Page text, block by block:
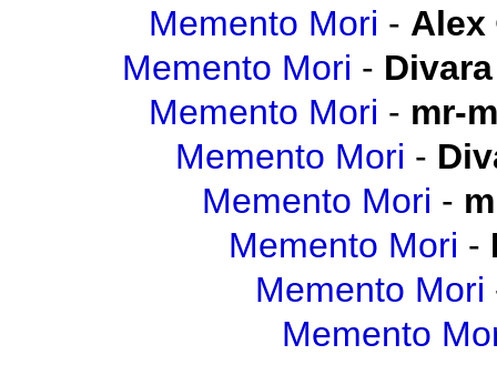
Memento Mori - Alex
Memento Mori - Divara
Memento Mori - mr-
Memento Mori -
Memento Mori -
Memento Mori -
Memento Mori
Memento